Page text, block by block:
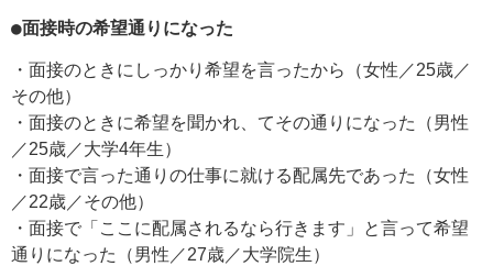
●面接時の希望通りになった
・面接のときにしっかり希望を言ったから（女性／25歳／
その他）
・面接のときに希望を聞かれ、てその通りになった（男性
／25歳／大学4年生）
・面接で言った通りの仕事に就ける配属先であった（女性
／22歳／その他）
・面接で「ここに配属されるなら行きます」と言って希望
通りになった（男性／27歳／大学院生）